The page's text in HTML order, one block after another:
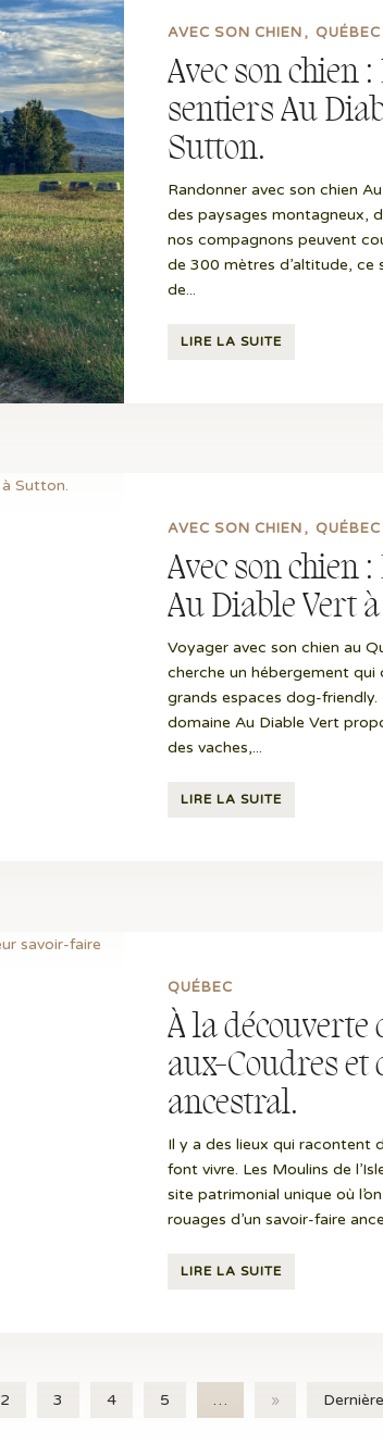
Avec son chien
sentiers Au
Sutton.
AVEC SON CHIEN QUÉBEC
Randonner avec son chien
des paysages montagneux,
nos compagnons peuvent
de 300 mètres d’altitude, ce
de...
LIRE LA SUITE
Avec son chien
Au Diable Vert
AVEC SON CHIEN QUÉBEC
Voyager avec son chien au
cherche un hébergement
grands espaces dog-
domaine Au Diable Vert
des vaches,...
LIRE LA SUITE
À la découverte
aux-Coudres
ancestral.
QUÉBEC
Il y a des lieux qui racontent
font vivre. Les Moulins de
site patrimonial unique où
rouages d’un savoir-faire
LIRE LA SUITE
2 3 4 5 … »